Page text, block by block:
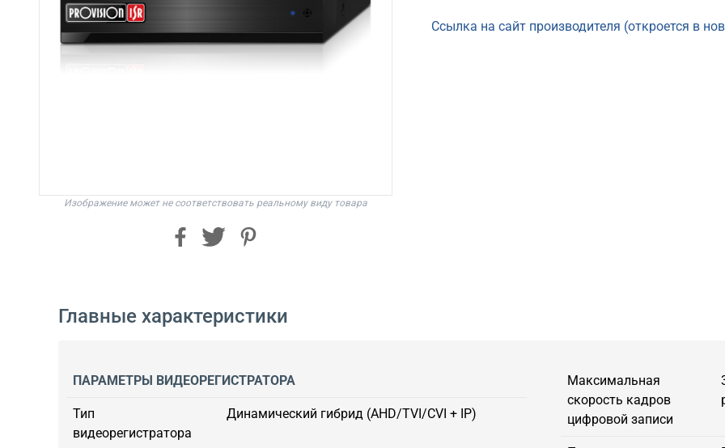
Изображение может не соответствовать реальному виду товара
Ссылка на сайт производителя (откроется в
Главные характеристики
ПАРАМЕТРЫ ВИДЕОРЕГИСТРАТОРА
Тип
видеорегистратора
Динамический гибрид (AHD/TVI/CVI + IP)
Максимальная
скорость кадров
цифровой записи